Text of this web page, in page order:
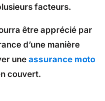
facteurs.
être apprécié par
d’une manière
une assurance moto
couvert.